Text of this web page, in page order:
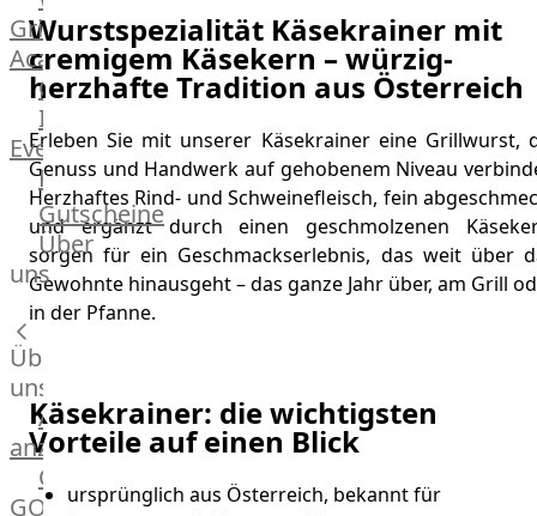
Grill
Academy
OTTO@Home
Individuelle
Events
Partner
Kalender
Gästehaus
Villa
Glanzstoff
Gutscheine
Über
uns
Über
uns
Alle
anzeigen
OTTO
GOURMET
Wurstspezialität Käsekrainer mit
cremigem Käsekern – würzig-
herzhafte Tradition aus Österreich
Erleben Sie mit unserer Käsekrainer eine Grillwurst,
Genuss und Handwerk auf gehobenem Niveau
Herzhaftes Rind- und Schweinefleisch, fein
und ergänzt durch einen geschmolzenen
sorgen für ein Geschmackserlebnis, das weit über
Gewohnte hinausgeht – das ganze Jahr über, am Grill
in der Pfanne.
Käsekrainer: die wichtigsten
Vorteile auf einen Blick
ursprünglich aus Österreich, bekannt für